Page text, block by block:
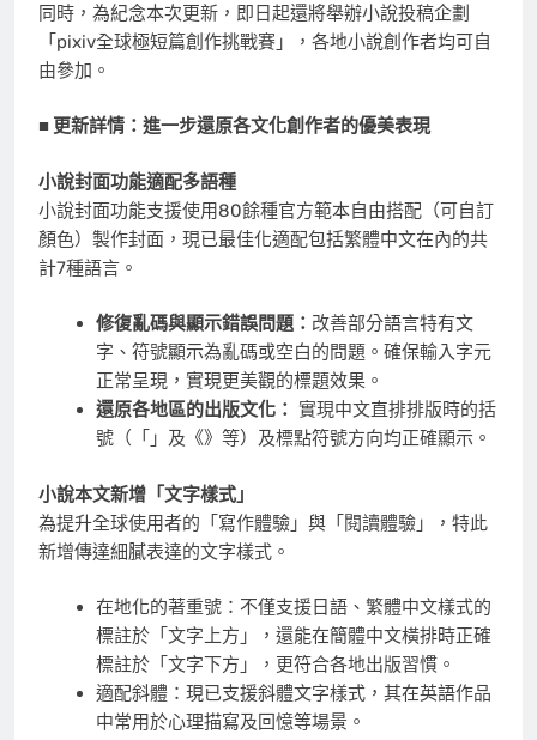
同時，為紀念本次更新，即日起還將舉辦小說投稿企劃
「pixiv全球極短篇創作挑戰賽」，各地小說創作者均可自
由參加。
■ 更新詳情：進一步還原各文化創作者的優美表現
小說封面功能適配多語種
小說封面功能支援使用80餘種官方範本自由搭配（可自訂
顏色）製作封面，現已最佳化適配包括繁體中文在內的共
計7種語言。
修復亂碼與顯示錯誤問題： 改善部分語言特有文
字、符號顯示為亂碼或空白的問題。確保輸入字元
正常呈現，實現更美觀的標題效果。
還原各地區的出版文化： 實現中文直排排版時的括
號（「」及《》等）及標點符號方向均正確顯示。
小說本文新增「文字樣式」
為提升全球使用者的「寫作體驗」與「閱讀體驗」，特此
新增傳達細膩表達的文字樣式。
在地化的著重號：不僅支援日語、繁體中文樣式的
標註於「文字上方」，還能在簡體中文橫排時正確
標註於「文字下方」，更符合各地出版習慣。
適配斜體：現已支援斜體文字樣式，其在英語作品
中常用於心理描寫及回憶等場景。